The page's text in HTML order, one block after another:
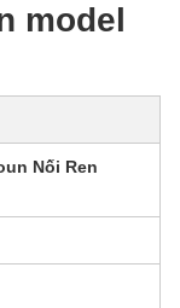
model
Nối Ren